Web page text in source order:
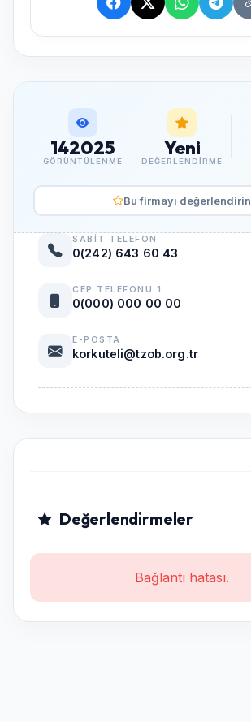
Değerlendirmeler
Bağlantı hatası.
142025
GÖRÜNTÜLENME
Yeni
DEĞERLENDIRME
Bu firmayı değerlendirin
SABIT TELEFON
0(242) 643 60 43
CEP TELEFONU 1
0(000) 000 00 00
E-POSTA
korkuteli@tzob.org.tr